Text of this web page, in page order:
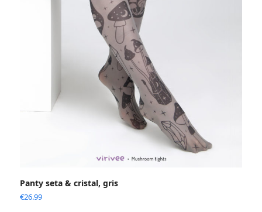
Panty seta & cristal, gris
€26.99